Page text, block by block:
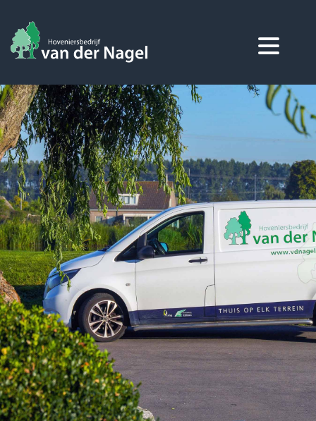
Home
Over ons
Diensten
Projecten
Contact
Vacatures